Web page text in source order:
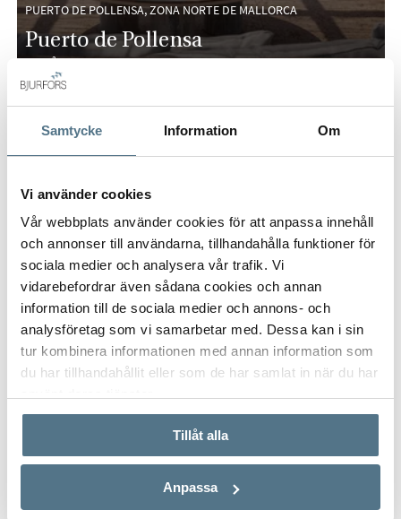
Samtycke Information Om
Vi använder cookies
Vår webbplats använder cookies för att anpassa innehåll
och annonser till användarna, tillhandahålla funktioner för
sociala medier och analysera vår trafik. Vi
vidarebefordrar även sådana cookies och annan
information till de sociala medier och annons- och
analysföretag som vi samarbetar med. Dessa kan i sin
tur kombinera informationen med annan information som
du har tillhandahållit eller som de har samlat in när du har
Tillåt alla
Anpassa
PUERTO DE POLLENSA, ZONA NORTE DE MALLORCA
Puerto de Pollensa
368 M² 4 DORMITORIOS 3.475.000 €